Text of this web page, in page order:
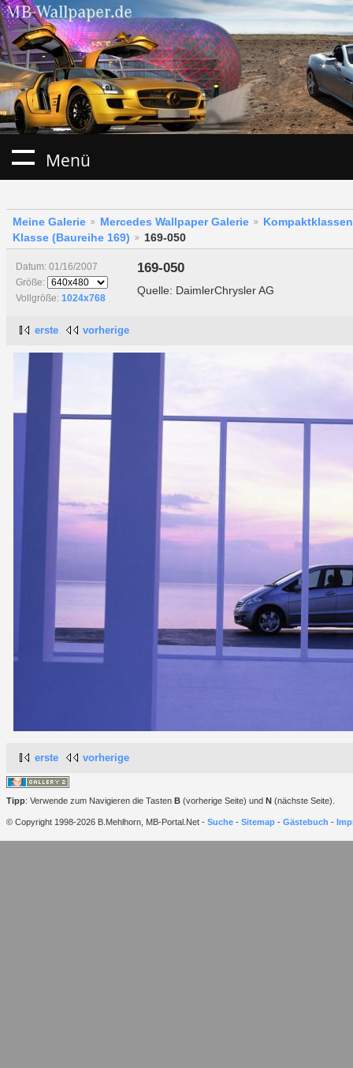
Menü
Meine Galerie Mercedes Wallpaper Galerie
Klasse (Baureihe 169)
169-050
Datum: 01/16/2007
Größe:
Vollgröße: 1024x768
169-050
Quelle: DaimlerChrysler AG
erste vorherige
erste vorherige
Tipp: Verwende zum Navigieren die Tasten B (vorherige Seite) und N (nächste Seite).
© Copyright 1998-2026 B.Mehlhorn, MB-Portal.Net - Suche - Sitemap - Gästebuch -